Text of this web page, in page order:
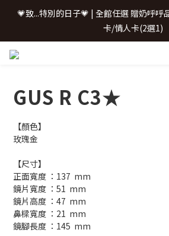
卡/情人卡(2選1)
卡/情人卡(2選1)
購鏡即享配件加購優惠
💗致...特別的日子💗 | 全館任選 贈奶呼呼品牌明信片(乙張) *生日
GUS R C3★
【顏色】
玫瑰金
【尺寸】
正面寬度 ：137  mm
鏡片寬度 ：51  mm
鏡片高度 ：47  mm
鼻樑寬度 ：21  mm
鏡腳長度 ：145  mm